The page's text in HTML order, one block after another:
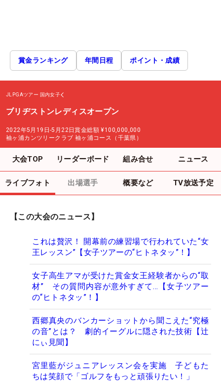
賞金ランキング 年間日程 ポイント・成績
JLPGAツアー 国内女子
ブリヂストンレディスオープン
2022年5月19日-5月22日賞金総額 ¥100,000,000
袖ヶ浦カンツリークラブ 袖ヶ浦コース（千葉県）
大会TOP リーダーボード 組み合せ ニュース
ライブフォト 出場選手 概要など TV放送予定
【この大会のニュース】
これは贅沢！ 開幕前の練習場で行われていた“女
王レッスン”【女子ツアーの“ヒトネタッ”！】
女子高生アマが受けた賞金女王経験者からの“取
材” その質問内容が意外すぎて…【女子ツアー
の“ヒトネタッ”！】
西郷真央のバンカーショットから聞こえた“究極
の音”とは？ 劇的イーグルに隠された技術【辻
にぃ見聞】
宮里藍がジュニアレッスン会を実施 子どもた
ちは笑顔で「ゴルフをもっと頑張りたい！」